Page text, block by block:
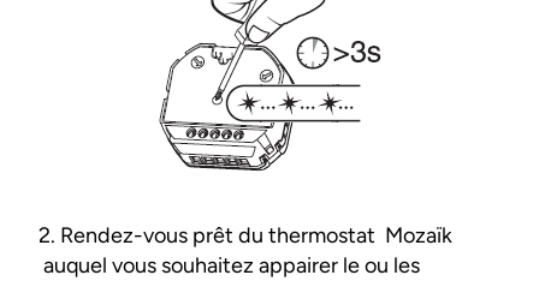
2. Rendez-vous prêt du thermostat Mozaïk
auquel vous souhaitez appairer le ou les